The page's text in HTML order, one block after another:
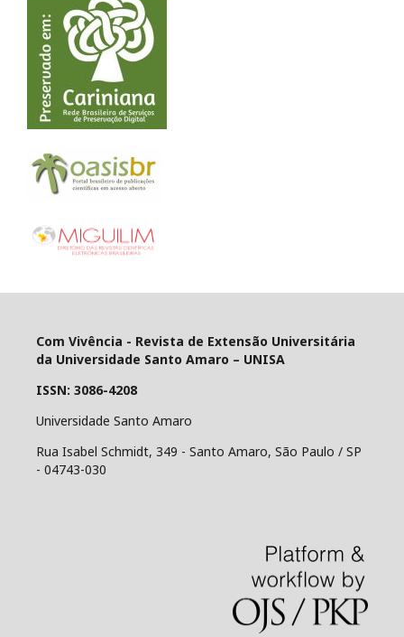
Com Vivência - Revista de Extensão Universitária
da Universidade Santo Amaro – UNISA
ISSN: 3086-4208
Universidade Santo Amaro
Rua Isabel Schmidt, 349 - Santo Amaro, São Paulo / SP
- 04743-030